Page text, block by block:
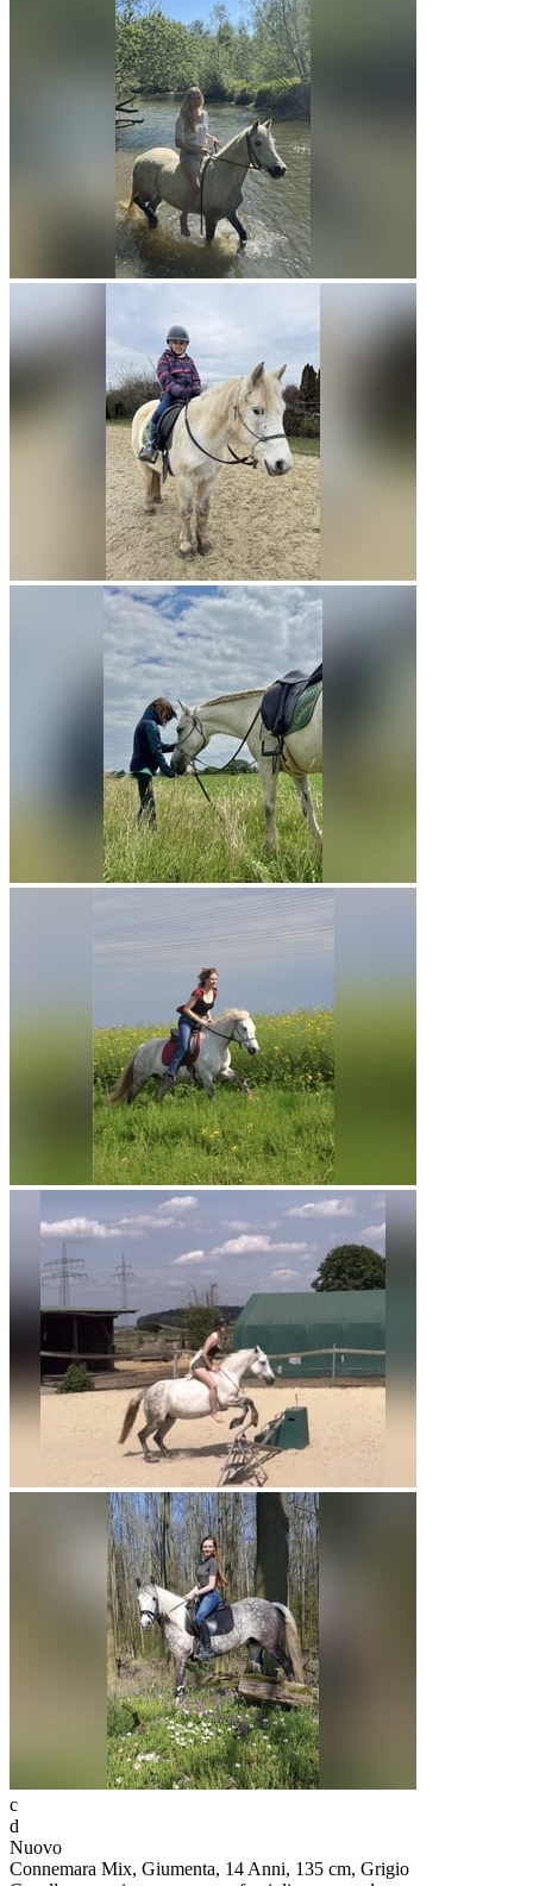
c
d
Nuovo
Connemara Mix, Giumenta, 14 Anni, 135 cm, Grigio